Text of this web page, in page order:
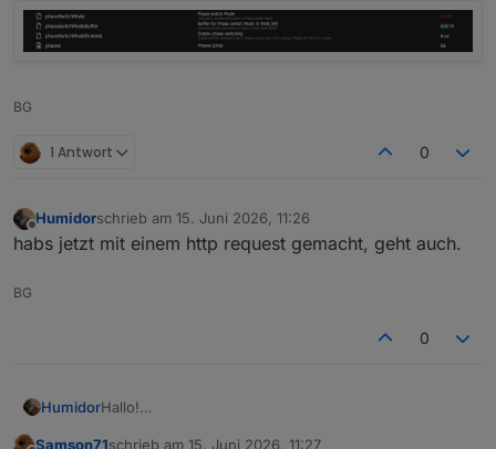
BG
1 Antwort 0
Offline
Humidorschrieb am 15. Juni 2026, 11:26
zuletzt editiert von
habs jetzt mit einem http request gemacht, geht auch.
BG
0
HumidorHallo!
Samson71schrieb am 15. Juni 2026, 11:27